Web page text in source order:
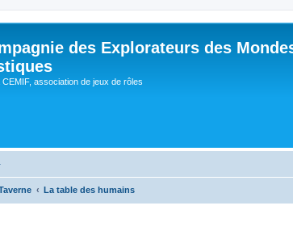
des Explorateurs des
CEMIF, association de jeux de rôles
La table des humains